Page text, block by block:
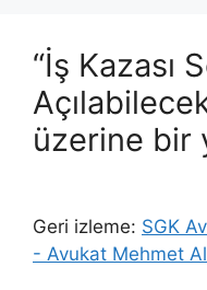
“İş Kazası
üzerine bir
Geri izleme: SGK
- Avukat Mehmet